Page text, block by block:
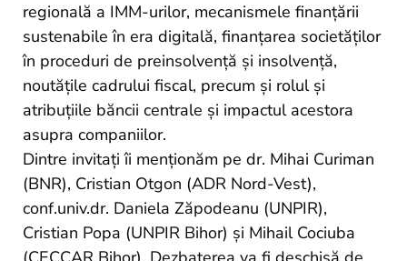
regională a IMM-urilor, mecanismele finanțării
sustenabile în era digitală, finanțarea societăților
în proceduri de preinsolvență și insolvență,
noutățile cadrului fiscal, precum și rolul și
atribuțiile băncii centrale și impactul acestora
asupra companiilor.
Dintre invitați îi menționăm pe dr. Mihai Curiman
(BNR), Cristian Otgon (ADR Nord-Vest),
conf.univ.dr. Daniela Zăpodeanu (UNPIR),
Cristian Popa (UNPIR Bihor) și Mihail Cociuba